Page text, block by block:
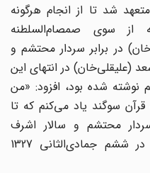
شد تا از انجام هرگونه
از سوی صمصامالسلطنه
در برابر سردار محتشم و
(علیقلیخان) در انتهای این
شده بود، افزود: «من
سوگند یاد میکنم که تا
محتشم و سالار اشرف
ششم جمادی
الثانی 1327